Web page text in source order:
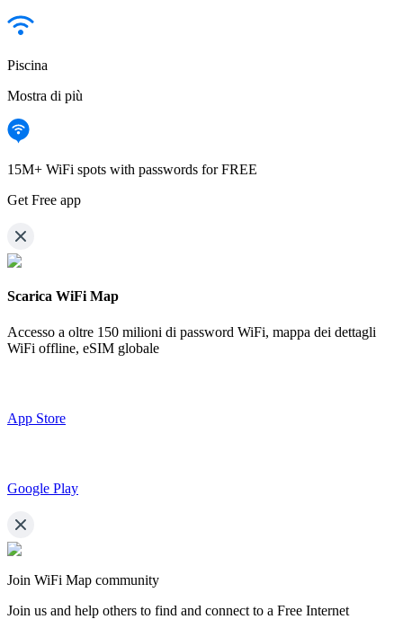
Piscina
Mostra di più
15M+ WiFi spots with passwords for FREE
Get Free app
Scarica WiFi Map
Accesso a oltre 150 milioni di password WiFi, mappa dei dettagli
WiFi offline, eSIM globale
App Store
Google Play
Join WiFi Map community
Join us and help others to find and connect to a Free Internet